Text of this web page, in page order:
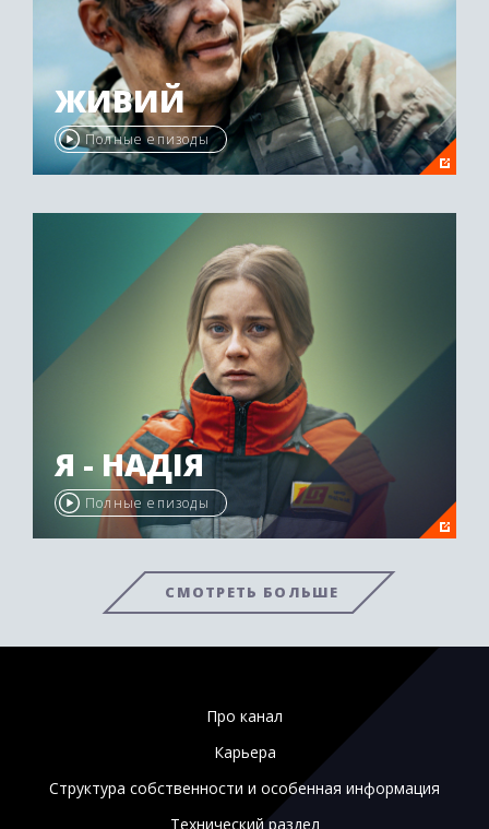
ЖИВИЙ
Полные епизоды
Я - НАДІЯ
Полные епизоды
СМОТРЕТЬ БОЛЬШЕ
Про канал
Карьера
Структура собственности и особенная информация
Технический раздел